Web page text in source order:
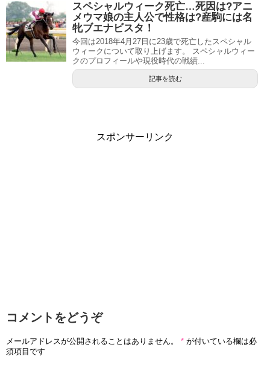
引用元：競馬2CHまとめ パカパカ情報局
デビューから弥生賞まで無敗で進んできたダノンプレミア
ムですが、他の兄達と比べるとその強さがいかに兄弟の中
を産む前に3頭の牡馬を産んでいるのですが、JRAのレース
そして気づかれた方も多いと思いますが、上の兄3頭は「ロ
に対し、ダノンプレミアムは冠名が「ダノン」のダノック
スペシャルウィーク死亡…死因は?アニ
メウマ娘の主人公で性格は?産駒には名
牝ブエナビスタ！
今回は2018年4月27日に23歳で死亡したスペシャル
ウィークについて取り上げます。 スペシャルウィー
クのプロフィールや現役時代の戦績...
記事を読む
スポンサーリンク
コメントをどうぞ
メールアドレスが公開されることはありません。 * が付いている欄は必
須項目です